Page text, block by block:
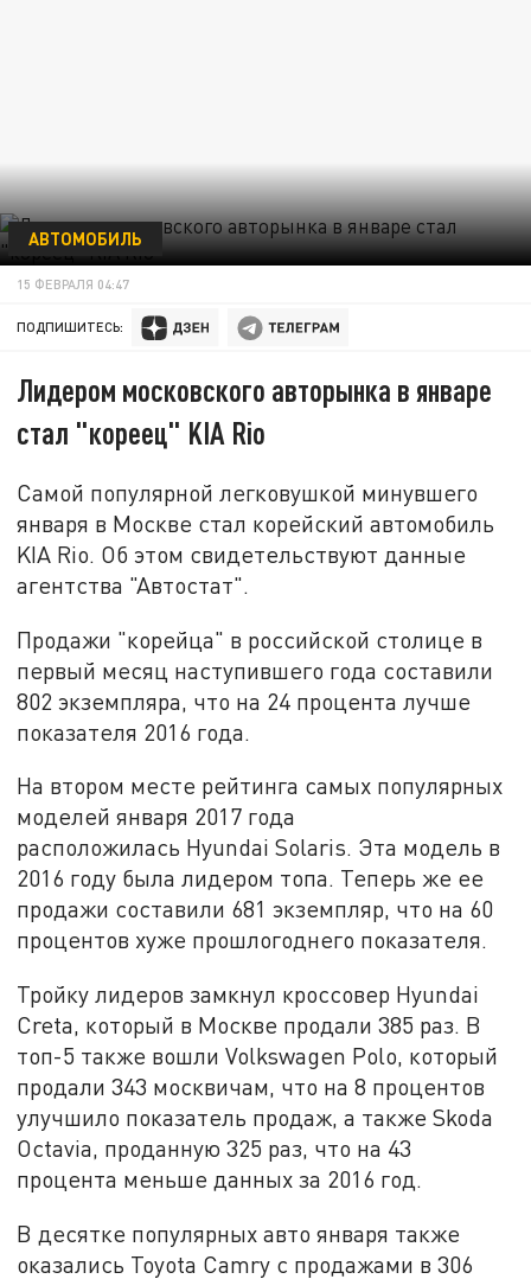
АВТОМОБИЛЬ
15 ФЕВРАЛЯ 04:47
ПОДПИШИТЕСЬ:
Лидером московского авторынка в январе
стал "кореец" KIA Rio
Самой популярной легковушкой минувшего
января в Москве стал корейский автомобиль
KIA Rio. Об этом свидетельствуют данные
агентства "Автостат".
Продажи "корейца" в российской столице в
первый месяц наступившего года составили
802 экземпляра, что на 24 процента лучше
показателя 2016 года.
На втором месте рейтинга самых популярных
моделей января 2017 года
расположилась Hyundai Solaris. Эта модель в
2016 году была лидером топа. Теперь же ее
продажи составили 681 экземпляр, что на 60
процентов хуже прошлогоднего показателя.
Тройку лидеров замкнул кроссовер Hyundai
Creta, который в Москве продали 385 раз. В
топ-5 также вошли Volkswagen Polo, который
продали 343 москвичам, что на 8 процентов
улучшило показатель продаж, а также Skoda
Octavia, проданную 325 раз, что на 43
процента меньше данных за 2016 год.
В десятке популярных авто января также
оказались Toyota Camry с продажами в 306